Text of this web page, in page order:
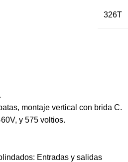
326T
montaje vertical con brida C.
y 575 voltios.
Entradas y salidas